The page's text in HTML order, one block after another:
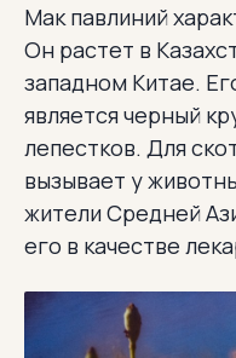
Мак павлиний
Он растет в
западном Китае.
является черный
лепестков. Для
вызывает у
жители Средней
его в качестве